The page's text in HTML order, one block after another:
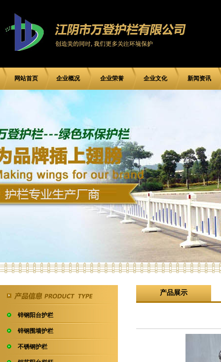
网站首页 企业概况 企业荣誉 企业文化 新闻资讯
锌钢阳台护栏
锌钢围墙护栏
不锈钢护栏
产品展示